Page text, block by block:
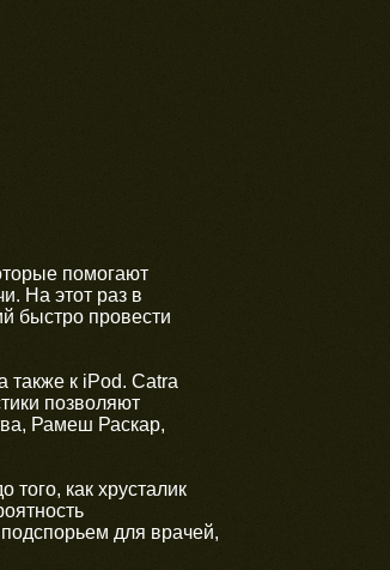
помогают
На этот раз в
быстро провести
также к iPod. Catra
позволяют
Рамеш Раскар,
того, как хрусталик
для врачей,